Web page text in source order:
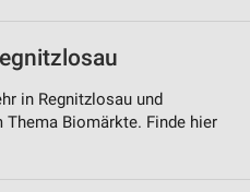
in Regnitzlosau und
Thema Biomärkte. Finde hier
der Angebote
zur Auswahl von